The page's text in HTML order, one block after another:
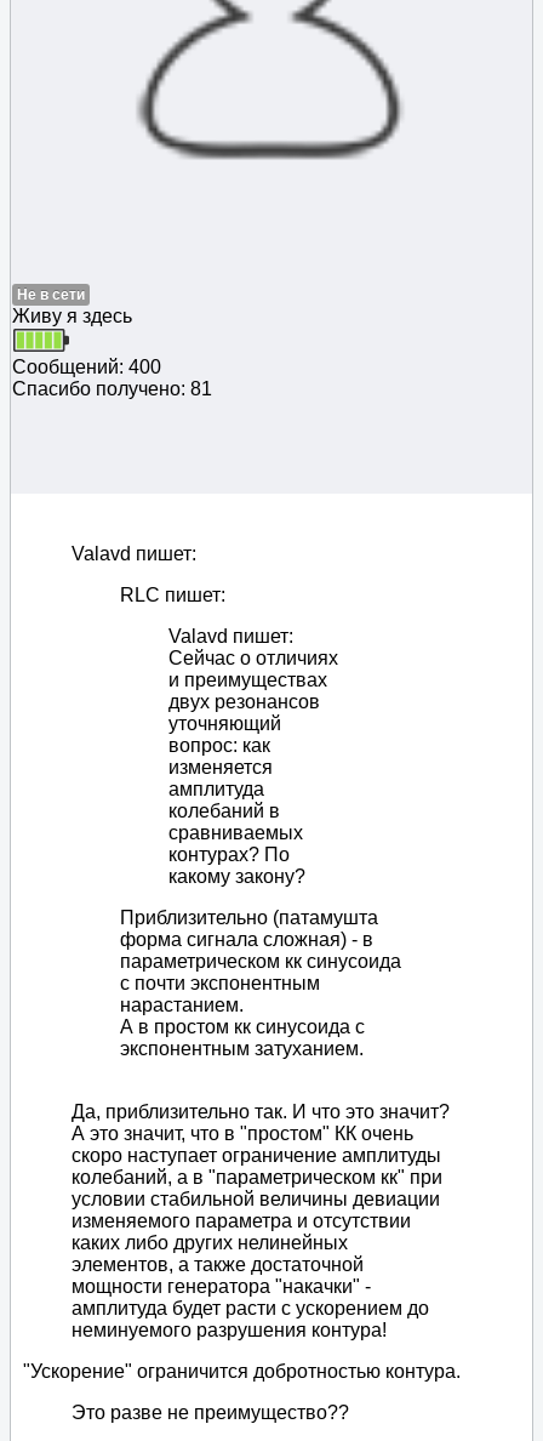
Не в сети
Живу я здесь
Сообщений: 400
Спасибо получено: 81
Valavd пишет:
RLC пишет:
Valavd пишет:
Сейчас о отличиях
и преимуществах
двух резонансов
уточняющий
вопрос: как
изменяется
амплитуда
колебаний в
сравниваемых
контурах? По
какому закону?
Приблизительно (патамушта
форма сигнала сложная) - в
параметрическом кк синусоида
с почти экспонентным
нарастанием.
А в простом кк синусоида с
экспонентным затуханием.
Да, приблизительно так. И что это значит?
А это значит, что в "простом" КК очень
скоро наступает ограничение амплитуды
колебаний, а в "параметрическом кк" при
условии стабильной величины девиации
изменяемого параметра и отсутствии
каких либо других нелинейных
элементов, а также достаточной
мощности генератора "накачки" -
амплитуда будет расти с ускорением до
неминуемого разрушения контура!
"Ускорение" ограничится добротностью контура.
Это разве не преимущество??